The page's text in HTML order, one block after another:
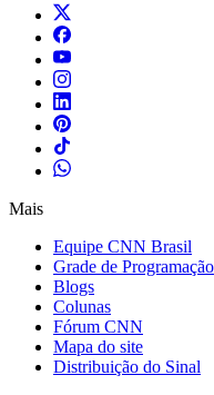
Mais
Equipe CNN Brasil
Grade de Programação
Blogs
Colunas
Fórum CNN
Mapa do site
Distribuição do Sinal